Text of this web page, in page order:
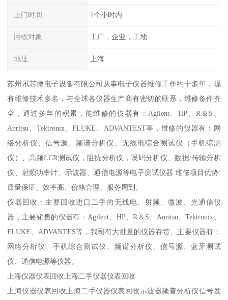
上门时间 1个小时内
回收对象 工厂，企业，工地
地扯 上海
苏州讯芯微电子设备有限公司从事电子仪器维修工作约十多年，现
有维修技术多名，与全球各仪器生产商有密切的联系，维修备件齐
全，通过多年的积累，能维修的仪器有：Agilent、HP、R＆S、
Anritsu、Tektronix、FLUKE、ADVANTEST等，维修的仪器有：网
络分析仪、信号源、频谱分析仪、无线电综合测试仪（手机综测
仪）、高频LCR测试仪，阻抗分析仪，误码分析仪、数据/传输分析
仪、射频功率计、示波器、通信电源等电子测试仪器.维修项目优势:
质量保证、效率高、价格合理、服务周到。
仪器回收：主要回收进口二手的无线电、射频、微波、光通信仪
器，主要销售的仪器有：Agilent、HP、R＆S、Anritsu、Tektronix、
FLUKE、ADVANTES等，我司有大批量的仪器存货、主要仪器有：
网络分析仪、手机综合测试仪、频谱分析仪、信号源、蓝牙测试
仪、通信电源等仪器。
上海仪器仪表回收上海二手仪器仪表回收
上海仪器仪表回收上海二手仪器仪表回收示波器频普分析仪信号发